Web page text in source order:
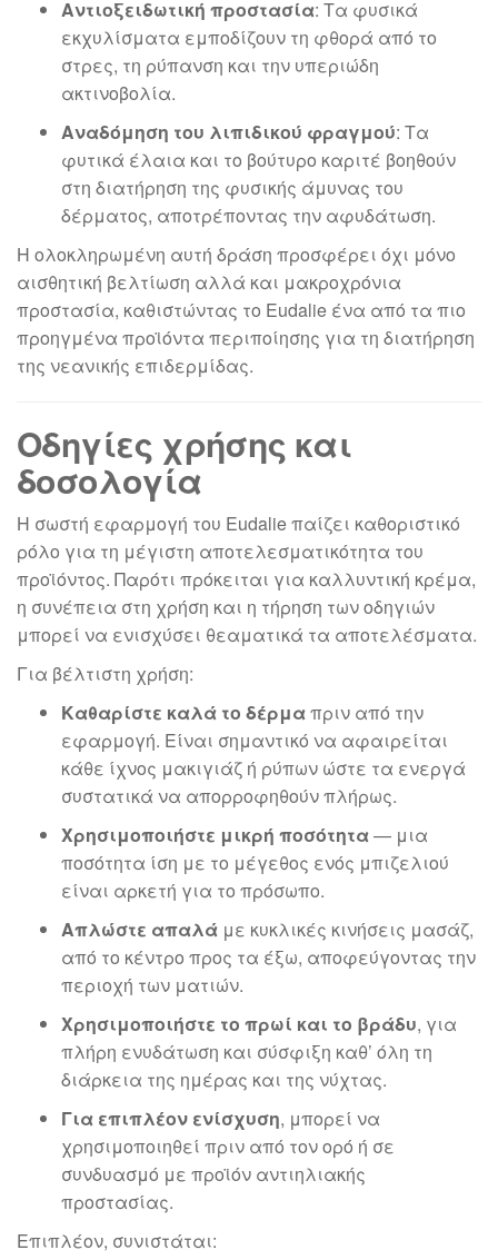
Αντιοξειδωτική προστασία: Τα φυσικά
εκχυλίσματα εμποδίζουν τη φθορά από το
στρες, τη ρύπανση και την υπεριώδη
ακτινοβολία.
Αναδόμηση του λιπιδικού φραγμού: Τα
φυτικά έλαια και το βούτυρο καριτέ βοηθούν
στη διατήρηση της φυσικής άμυνας του
δέρματος, αποτρέποντας την αφυδάτωση.
Η ολοκληρωμένη αυτή δράση προσφέρει όχι μόνο
αισθητική βελτίωση αλλά και μακροχρόνια
προστασία, καθιστώντας το Eudalie ένα από τα πιο
προηγμένα προϊόντα περιποίησης για τη διατήρηση
της νεανικής επιδερμίδας.
Οδηγίες χρήσης και
δοσολογία
Η σωστή εφαρμογή του Eudalie παίζει καθοριστικό
ρόλο για τη μέγιστη αποτελεσματικότητα του
προϊόντος. Παρότι πρόκειται για καλλυντική κρέμα,
η συνέπεια στη χρήση και η τήρηση των οδηγιών
μπορεί να ενισχύσει θεαματικά τα αποτελέσματα.
Για βέλτιστη χρήση:
Καθαρίστε καλά το δέρμαπριν από την
εφαρμογή. Είναι σημαντικό να αφαιρείται
κάθε ίχνος μακιγιάζ ή ρύπων ώστε τα ενεργά
συστατικά να απορροφηθούν πλήρως.
Χρησιμοποιήστε μικρή ποσότητα— μια
ποσότητα ίση με το μέγεθος ενός μπιζελιού
είναι αρκετή για το πρόσωπο.
Απλώστε απαλά με κυκλικές κινήσεις μασάζ,
από το κέντρο προς τα έξω, αποφεύγοντας την
περιοχή των ματιών.
Χρησιμοποιήστε το πρωί και το βράδυ, για
πλήρη ενυδάτωση και σύσφιξη καθ’ όλη τη
διάρκεια της ημέρας και της νύχτας.
Για επιπλέον ενίσχυση, μπορεί να
χρησιμοποιηθεί πριν από τον ορό ή σε
συνδυασμό με προϊόν αντιηλιακής
προστασίας.
Επιπλέον, συνιστάται: